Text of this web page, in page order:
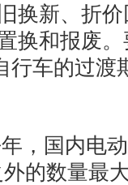
换新、折
换和报废
行车的过渡
，国内电
的数量最